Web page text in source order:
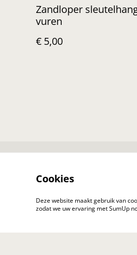
Zandloper
vuren
€ 5,00
Cookies
Deze website maakt gebruik van
zodat we uw ervaring met SumUp